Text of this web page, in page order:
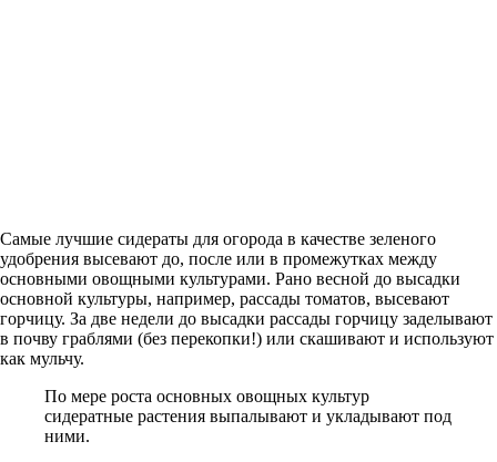
Самые лучшие сидераты для огорода в качестве зеленого
удобрения высевают до, после или в промежутках между
основными овощными культурами. Рано весной до высадки
основной культуры, например, рассады томатов, высевают
горчицу. За две недели до высадки рассады горчицу заделывают
в почву граблями (без перекопки!) или скашивают и используют
как мульчу.
По мере роста основных овощных культур
сидератные растения выпалывают и укладывают под
ними.